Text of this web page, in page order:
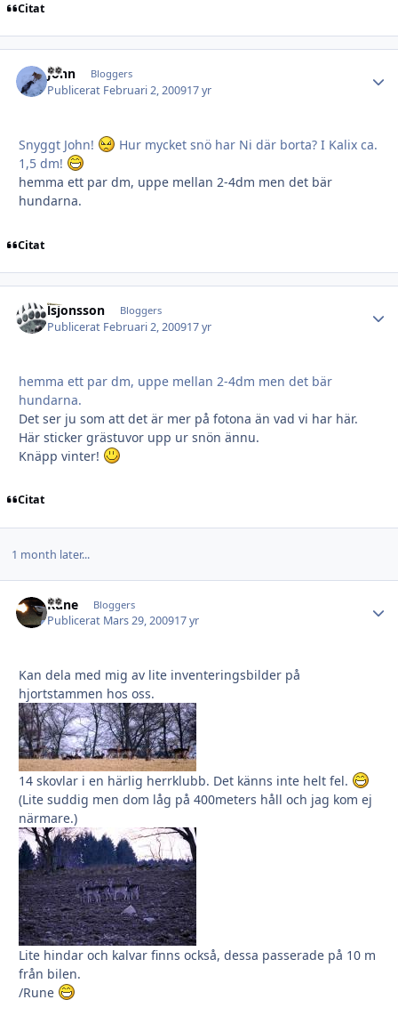
Citat
John Bloggers
Publicerat Februari 2, 200917 yr
Snyggt John!
Hur mycket snö har Ni där borta? I Kalix ca.
1,5 dm!
hemma ett par dm, uppe mellan 2-4dm men det bär
hundarna.
Citat
lsjonsson Bloggers
Publicerat Februari 2, 200917 yr
hemma ett par dm, uppe mellan 2-4dm men det bär
hundarna.
Det ser ju som att det är mer på fotona än vad vi har här.
Här sticker grästuvor upp ur snön ännu.
Knäpp vinter!
Citat
1 month later...
Rune Bloggers
Publicerat Mars 29, 200917 yr
Kan dela med mig av lite inventeringsbilder på
hjortstammen hos oss.
14 skovlar i en härlig herrklubb. Det känns inte helt fel.
(Lite suddig men dom låg på 400meters håll och jag kom ej
närmare.)
Lite hindar och kalvar finns också, dessa passerade på 10 m
från bilen.
/Rune